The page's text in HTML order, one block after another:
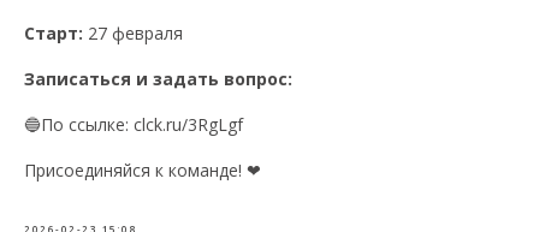
Старт: 27 февраля
Записаться и задать вопрос:
🔵По ссылке: clck.ru/3RgLgf
Присоединяйся к команде! ❤
2026-02-23 15:08